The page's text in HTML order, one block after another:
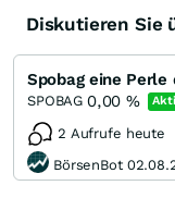
Diskutieren Sie
Spobag eine
SPOBAG 0,00 %
2 Aufrufe heute
BörsenBot